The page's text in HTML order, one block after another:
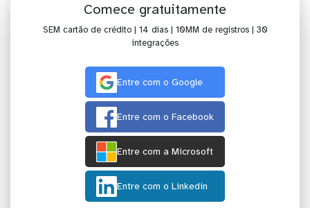
Comece gratuitamente
SEM cartão de crédito | 14 dias | 10MM de registros | 30
integrações
Entre com o Google
Entre com o Facebook
Entre com a Microsoft
Entre com o Linkedin